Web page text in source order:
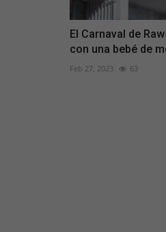
El Carnaval de
con una bebé de
Feb 27, 2023 63